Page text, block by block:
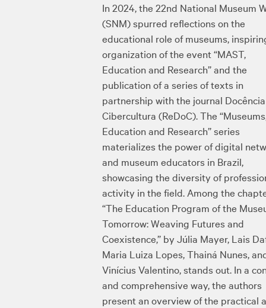
In 2024, the 22nd National Museum
(SNM) spurred reflections on the
educational role of museums,
organization of the event “MAST,
Education and Research” and the
publication of a series of texts in
partnership with the journal
Cibercultura (ReDoC). The
Education and Research” series
materializes the power of digital
and museum educators in Brazil,
showcasing the diversity of
activity in the field. Among the
“The Education Program of the
Tomorrow: Weaving Futures and
Coexistence,” by Júlia Mayer, Lais
Maria Luiza Lopes, Thainá Nunes,
Vinícius Valentino, stands out. In a
and comprehensive way, the authors
present an overview of the practical